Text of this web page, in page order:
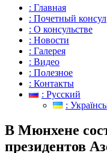
: Главная
: Почетный консул
: О консульстве
: Новости
: Галерея
: Видео
: Полезное
: Контакты
: Русский
:
В Мюнхене
президентов